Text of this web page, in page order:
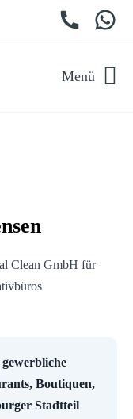
Menü
Boutiquen,
Stadtteil